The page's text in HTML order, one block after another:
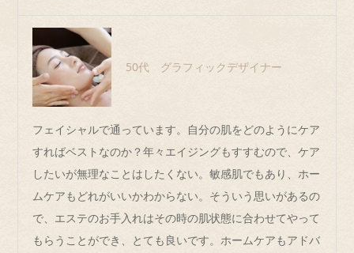
50代 グラフィックデザイナー
フェイシャルで通っています。自分の肌をどのようにケア
すればベストなのか？年々エイジングもすすむので、ケア
したいが無理なことはしたくない。敏感肌でもあり、ホー
ムケアもどれがいいかわからない。そういう思いがあるの
で、エステのお手入れはその時の肌状態に合わせてやって
もらうことができ、とても良いです。ホームケアもアドバ